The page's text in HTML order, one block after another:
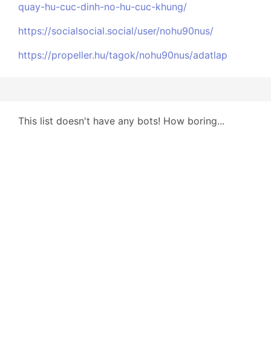
quay-hu-cuc-dinh-no-hu-cuc-khung/
https://socialsocial.social/user/nohu90nus/
https://propeller.hu/tagok/nohu90nus/adatlap
This list doesn't have any bots! How boring...